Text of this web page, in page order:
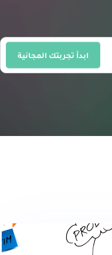
ابدأ تجربتك المجانية